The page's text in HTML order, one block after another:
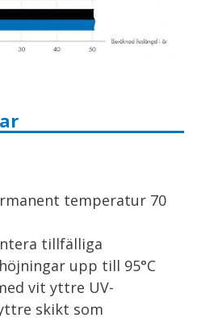
temperatur 70
tillfälliga
upp till 95°C
vit yttre UV-
skikt som